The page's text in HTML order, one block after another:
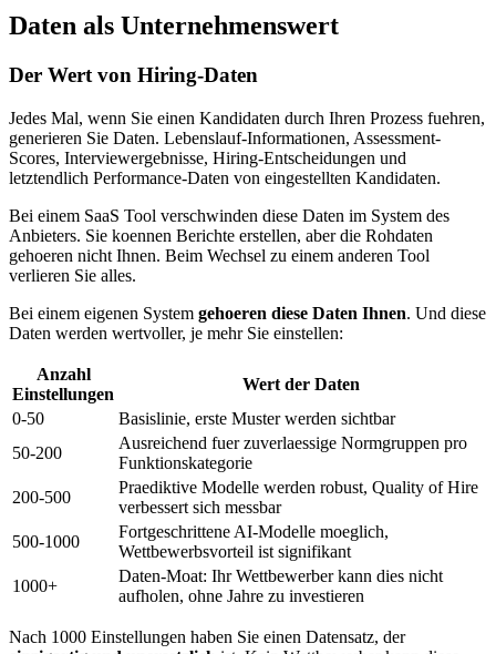
Daten als Unternehmenswert
Der Wert von Hiring-Daten
Jedes Mal, wenn Sie einen Kandidaten durch Ihren Prozess fuehren,
generieren Sie Daten. Lebenslauf-Informationen, Assessment-
Scores, Interviewergebnisse, Hiring-Entscheidungen und
letztendlich Performance-Daten von eingestellten Kandidaten.
Bei einem SaaS Tool verschwinden diese Daten im System des
Anbieters. Sie koennen Berichte erstellen, aber die Rohdaten
gehoeren nicht Ihnen. Beim Wechsel zu einem anderen Tool
verlieren Sie alles.
Bei einem eigenen System gehoeren diese Daten Ihnen. Und diese
Daten werden wertvoller, je mehr Sie einstellen:
Anzahl
Einstellungen
Wert der Daten
0-50
Basislinie, erste Muster werden sichtbar
50-200
Ausreichend fuer zuverlaessige Normgruppen pro
Funktionskategorie
200-500
Praediktive Modelle werden robust, Quality of Hire
verbessert sich messbar
500-1000
Fortgeschrittene AI-Modelle moeglich,
Wettbewerbsvorteil ist signifikant
1000+
Daten-Moat: Ihr Wettbewerber kann dies nicht
aufholen, ohne Jahre zu investieren
Nach 1000 Einstellungen haben Sie einen Datensatz, der